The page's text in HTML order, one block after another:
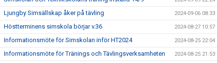
Ljungby Simsällskap åker på tävling 2024-09-06 08:33
Höstterminens simskola börjar v.36 2024-08-27 10:57
Informationsmöte för Simskolan inför HT2024 2024-08-25 22:04
Informationsmöte för Tränings och Tävlingsverksamheten 2024-08-25 21:53